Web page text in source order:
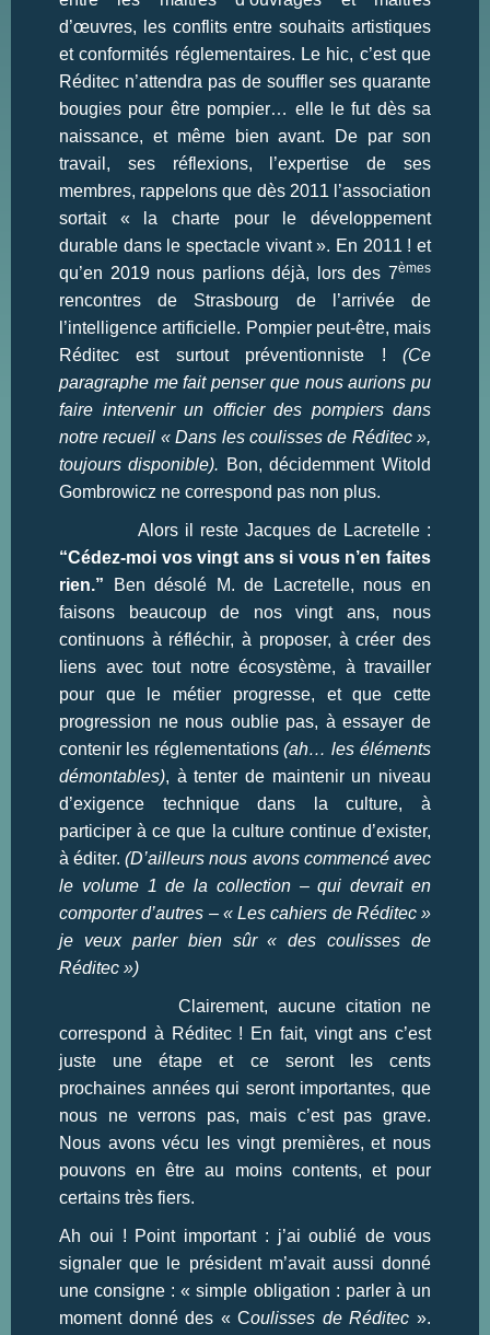
d’œuvres, les conflits entre souhaits artistiques
et conformités réglementaires. Le hic, c’est que
Réditec n’attendra pas de souffler ses quarante
bougies pour être pompier… elle le fut dès sa
naissance, et même bien avant. De par son
travail, ses réflexions, l’expertise de ses
membres, rappelons que dès 2011 l’association
sortait « la charte pour le développement
durable dans le spectacle vivant ». En 2011 ! et
qu’en 2019 nous parlions déjà, lors des 7èmes
rencontres de Strasbourg de l’arrivée de
l’intelligence artificielle. Pompier peut-être, mais
Réditec est surtout préventionniste ! (Ce
paragraphe me fait penser que nous aurions pu
faire intervenir un officier des pompiers dans
notre recueil « Dans les coulisses de Réditec »,
toujours disponible). Bon, décidemment Witold
Gombrowicz ne correspond pas non plus.
Alors il reste Jacques de Lacretelle :
“Cédez-moi vos vingt ans si vous n’en faites
rien.” Ben désolé M. de Lacretelle, nous en
faisons beaucoup de nos vingt ans, nous
continuons à réfléchir, à proposer, à créer des
liens avec tout notre écosystème, à travailler
pour que le métier progresse, et que cette
progression ne nous oublie pas, à essayer de
contenir les réglementations (ah… les éléments
démontables), à tenter de maintenir un niveau
d’exigence technique dans la culture, à
participer à ce que la culture continue d’exister,
à éditer. (D’ailleurs nous avons commencé avec
le volume 1 de la collection – qui devrait en
comporter d’autres – « Les cahiers de Réditec »
je veux parler bien sûr « des coulisses de
Réditec »)
Clairement, aucune citation ne
correspond à Réditec ! En fait, vingt ans c’est
juste une étape et ce seront les cents
prochaines années qui seront importantes, que
nous ne verrons pas, mais c’est pas grave.
Nous avons vécu les vingt premières, et nous
pouvons en être au moins contents, et pour
certains très fiers.
Ah oui ! Point important : j’ai oublié de vous
signaler que le président m’avait aussi donné
une consigne : « simple obligation : parler à un
moment donné des « Coulisses de Réditec ».